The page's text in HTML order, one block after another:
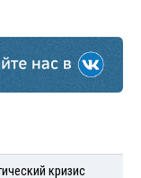
кризис